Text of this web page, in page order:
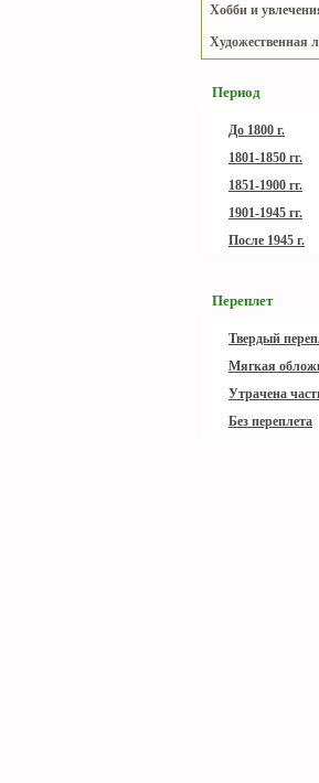
Хобби и
Художественная
Период
До 1800 г.
1801-1850 гг.
1851-1900 гг.
1901-1945 гг.
После 1945 г.
Переплет
Твердый
Мягкая
Утрачена
Без переплета